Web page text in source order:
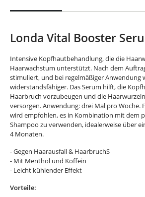
Londa Vital Booster
Intensive Kopfhautbehandlung, die die
Haarwachstum unterstützt. Nach dem
stimuliert, und bei regelmäßiger Anwendung
widerstandsfähiger. Das Serum hilft, die
Haarbruch vorzubeugen und die
versorgen. Anwendung: drei Mal pro Woche.
wird empfohlen, es in Kombination mit dem
Shampoo zu verwenden, idealerweise über
4 Monaten.
- Gegen Haarausfall & HaarbruchS
- Mit Menthol und Koffein
- Leicht kühlender Effekt
Vorteile: